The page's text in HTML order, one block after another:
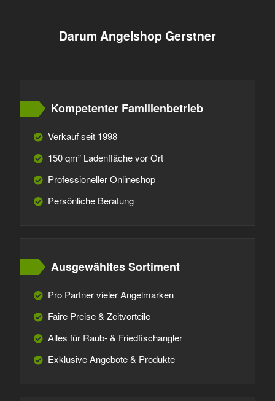
Darum Angelshop Gerstner
Kompetenter Familienbetrieb
Verkauf seit 1998
150 qm² Ladenfläche vor Ort
Professioneller Onlineshop
Persönliche Beratung
Ausgewähltes Sortiment
Pro Partner vieler Angelmarken
Faire Preise & Zeitvorteile
Alles für Raub- & Friedfischangler
Exklusive Angebote & Produkte